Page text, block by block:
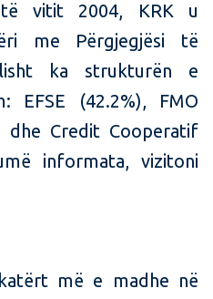
vitit 2004, KRK u
me Përgjegjësi të
ka strukturën e
EFSE (42.2%), FMO
dhe Credit Cooperatif
informata, vizitoni
më e madhe në